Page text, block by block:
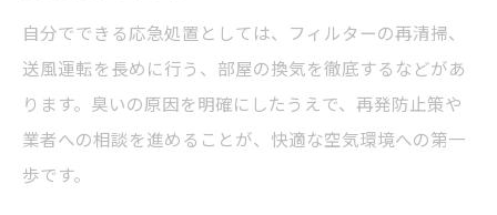
自分でできる応急処置としては、フィルターの再清掃、
送風運転を長めに行う、部屋の換気を徹底するなどがあ
ります。臭いの原因を明確にしたうえで、再発防止策や
業者への相談を進めることが、快適な空気環境への第一
歩です。